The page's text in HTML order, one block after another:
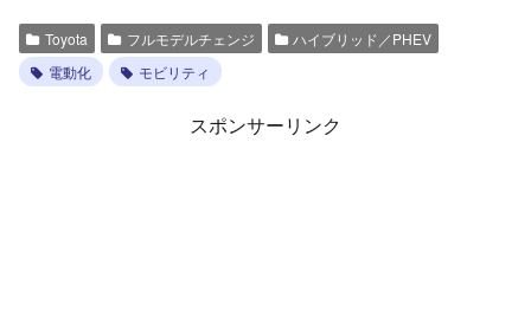
Toyota フルモデルチェンジ
ハイブリッド／PHEV
電動化
モビリティ
スポンサーリンク